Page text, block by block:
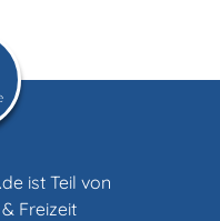
ist Teil von
Freizeit